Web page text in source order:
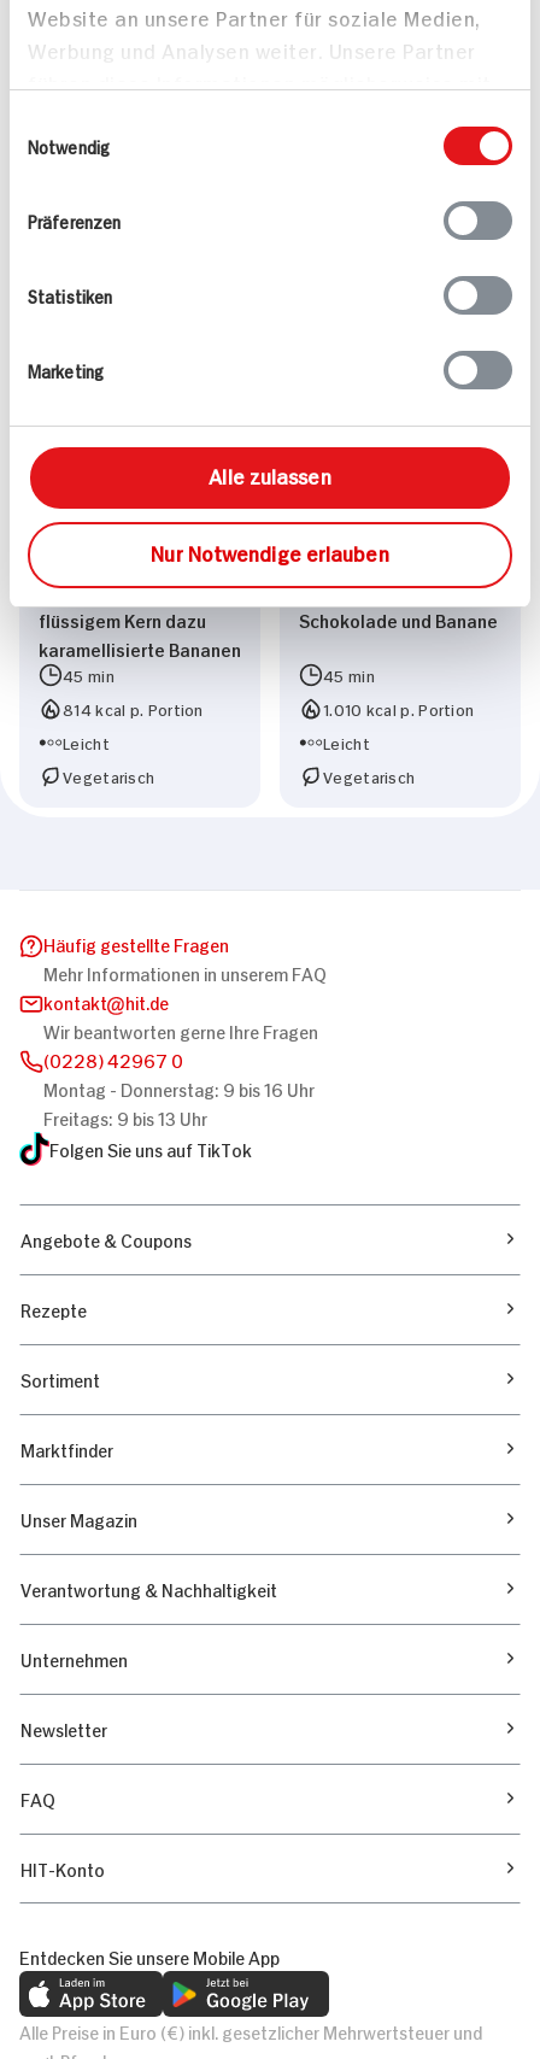
Website an unsere Partner für soziale Medien,
Werbung und Analysen weiter. Unsere Partner
bereitgestellt haben oder die sie im Rahmen
Notwendig
Präferenzen
Statistiken
Marketing
Alle zulassen
Nur Notwendige erlauben
Leicht
Vegetarisch
Mittel
Vegan
90 min
Mittel
Green Summer Smoothie
Schoküchlein mit
flüssigem Kern dazu
karamellisierte Bananen
45 min
814 kcal p. Portion
Leicht
Vegetarisch
Süße Frühlingsrollen mit
Schokolade und Banane
45 min
1.010 kcal p. Portion
Leicht
Vegetarisch
Häufig gestellte Fragen
Mehr Informationen in unserem FAQ
kontakt
hit.de
Wir beantworten gerne Ihre Fragen
(0228) 42967 0
Montag - Donnerstag: 9 bis 16 Uhr
Freitags: 9 bis 13 Uhr
Folgen Sie uns auf TikTok
Angebote & Coupons
Rezepte
Sortiment
Marktfinder
Unser Magazin
Verantwortung & Nachhaltigkeit
Unternehmen
Newsletter
FAQ
HIT-Konto
Entdecken Sie unsere Mobile App
Alle Preise in Euro (€) inkl. gesetzlicher Mehrwertsteuer und